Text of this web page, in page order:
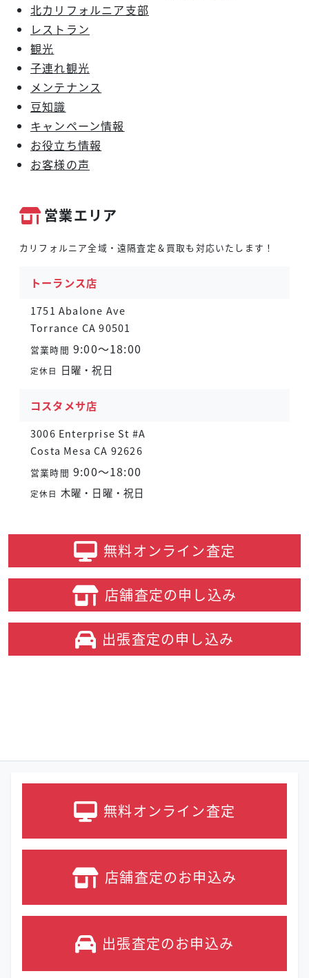
北カリフォルニア支部
レストラン
観光
子連れ観光
メンテナンス
豆知識
キャンペーン情報
お役立ち情報
お客様の声
営業エリア
カリフォルニア全域・遠隔査定＆買取も対応いたします！
トーランス店
1751 Abalone Ave
Torrance CA 90501
営業時間 9:00～18:00
定休日 日曜・祝日
コスタメサ店
3006 Enterprise St #A
Costa Mesa CA 92626
営業時間 9:00～18:00
定休日 木曜・日曜・祝日
無料オンライン査定
店舗査定の申し込み
出張査定の申し込み
無料オンライン査定
店舗査定のお申込み
出張査定のお申込み